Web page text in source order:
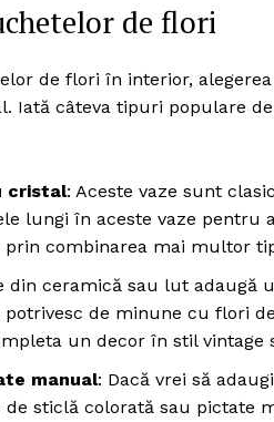
de flori
de flori în interior,
Iată câteva tipuri populare
cristal: Aceste vaze sunt
lungi în aceste vaze pentru
prin combinarea mai multor
din ceramică sau lut adaugă
de minune cu flori
un decor în stil vintage
manual: Dacă vrei să
sticlă colorată sau pictate